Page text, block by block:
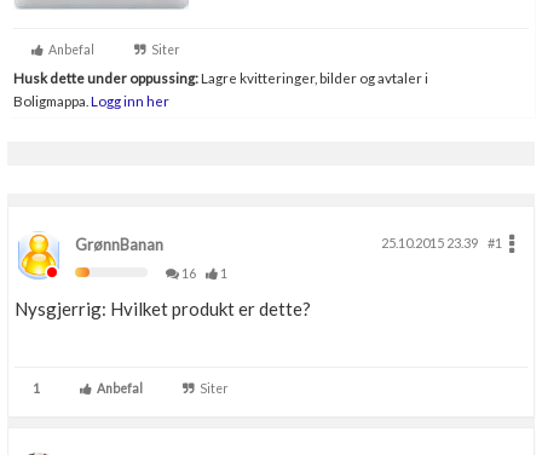
Anbefal Siter
Husk dette under oppussing:Lagre kvitteringer, bilder og avtaler i
Boligmappa. Logg inn her
GrønnBanan 25.10.2015 23.39
#1
16
1
Nysgjerrig: Hvilket produkt er dette?
1 Anbefal Siter